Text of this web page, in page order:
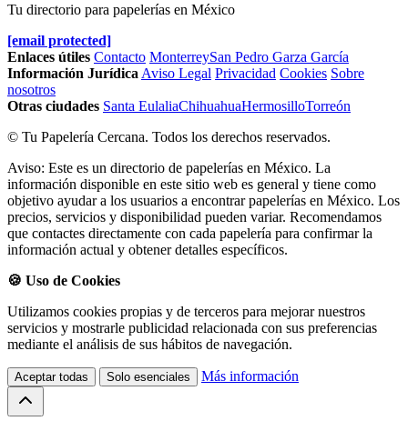
Tu directorio para papelerías en México
[email protected]
Enlaces útiles Contacto MonterreySan Pedro Garza García
Información Jurídica Aviso Legal Privacidad Cookies Sobre
nosotros
Otras ciudades Santa EulaliaChihuahuaHermosilloTorreón
© Tu Papelería Cercana. Todos los derechos reservados.
Aviso: Este es un directorio de papelerías en México. La
información disponible en este sitio web es general y tiene como
objetivo ayudar a los usuarios a encontrar papelerías en México. Los
precios, servicios y disponibilidad pueden variar. Recomendamos
que contactes directamente con cada papelería para confirmar la
información actual y obtener detalles específicos.
🍪 Uso de Cookies
Utilizamos cookies propias y de terceros para mejorar nuestros
servicios y mostrarle publicidad relacionada con sus preferencias
mediante el análisis de sus hábitos de navegación.
Aceptar todas Solo esenciales Más información